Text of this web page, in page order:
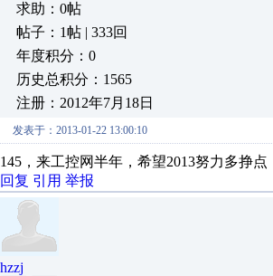
求助：0帖
帖子：1帖 | 333回
年度积分：0
历史总积分：1565
注册：2012年7月18日
发表于：2013-01-22 13:00:10
145，来工控网半年，希望2013努力多挣点
回复 引用 举报
hzzj